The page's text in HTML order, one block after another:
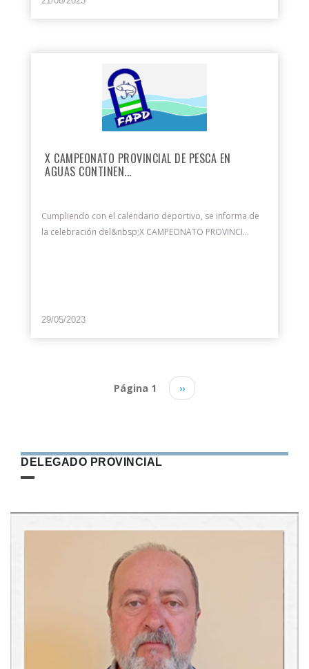
X CAMPEONATO PROVINCIAL DE PESCA EN
AGUAS CONTINEN...
Cumpliendo con el calendario deportivo, se informa de
la celebración del&nbsp;X CAMPEONATO PROVINCI...
29/05/2023
Página 1
Siguiente
página
››
DELEGADO PROVINCIAL